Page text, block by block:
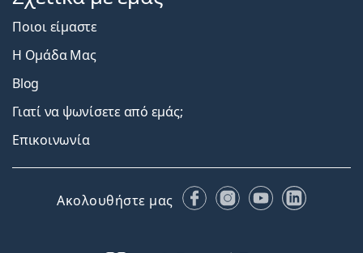
Ποιοι είμαστε
Η Ομάδα Μας
Blog
Γιατί να ψωνίσετε από εμάς;
Επικοινωνία
Ακολουθήστε μας FacebookInstagram
YouTubeLinkedIn